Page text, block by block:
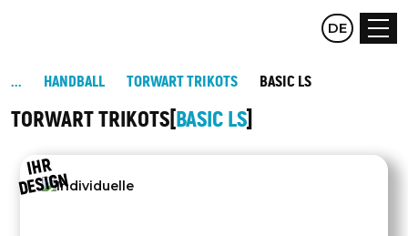
CZ EN
DE
HANDBALL TORWART TRIKOTS BASIC LS
TORWART TRIKOTS BASIC LS
IHR
DESIGN